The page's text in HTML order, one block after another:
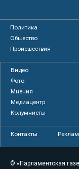
Политика
Общество
Происшествия
Видео
Фото
Мнения
Медиацентр
Колумнисты
Контакты
© «Парламентская